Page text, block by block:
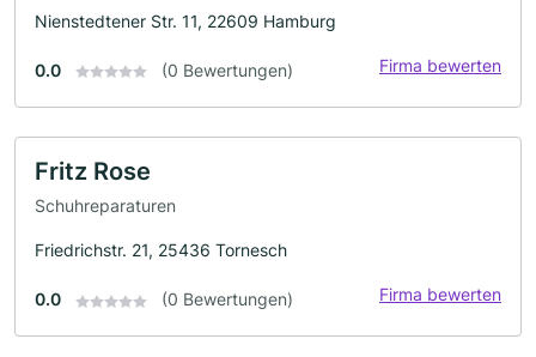
Nienstedtener Str. 11, 22609 Hamburg
0.0 (0 Bewertungen) Firma bewerten
Fritz Rose
Schuhreparaturen
Friedrichstr. 21, 25436 Tornesch
0.0 (0 Bewertungen) Firma bewerten